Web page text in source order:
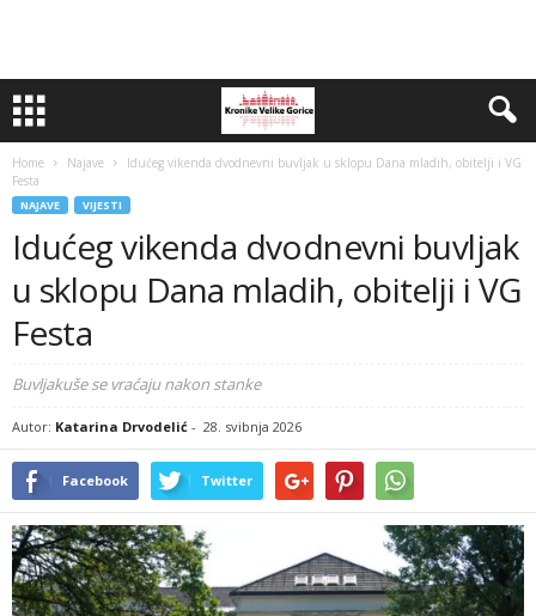
Home Najave
Idućeg vikenda dvodnevni buvljak u sklopu Dana mladih, obitelji i VG
Festa
NAJAVE VIJESTI
Idućeg vikenda dvodnevni buvljak
u sklopu Dana mladih, obitelji i VG
Festa
Buvljakuše se vraćaju nakon stanke
Autor: Katarina Drvodelić - 28. svibnja 2026
Facebook Twitter